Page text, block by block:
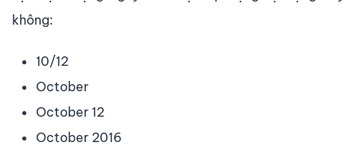
không:
10/12
October
October 12
October 2016